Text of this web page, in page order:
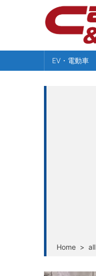
EV・電動車
Home > all